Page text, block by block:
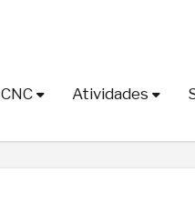
CNC Atividades